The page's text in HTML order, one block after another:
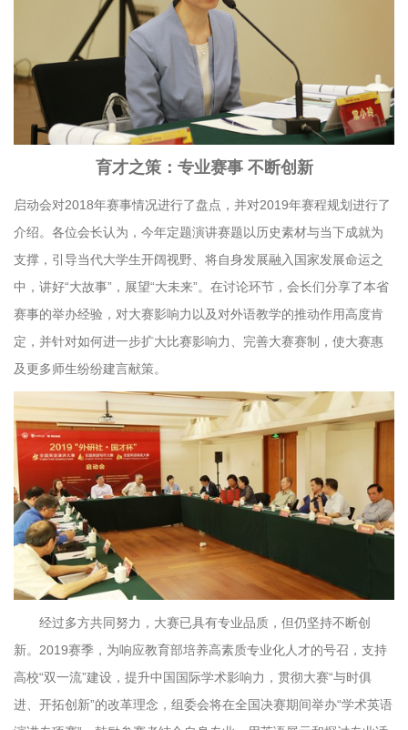
育才之策：专业赛事 不断创新
启动会对2018年赛事情况进行了盘点，并对2019年赛程规划进行了
介绍。各位会长认为，今年定题演讲赛题以历史素材与当下成就为
支撑，引导当代大学生开阔视野、将自身发展融入国家发展命运之
中，讲好“大故事”，展望“大未来”。在讨论环节，会长们分享了本省
赛事的举办经验，对大赛影响力以及对外语教学的推动作用高度肯
定，并针对如何进一步扩大比赛影响力、完善大赛赛制，使大赛惠
及更多师生纷纷建言献策。
经过多方共同努力，大赛已具有专业品质，但仍坚持不断创
新。2019赛季，为响应教育部培养高素质专业化人才的号召，支持
高校“双一流”建设，提升中国国际学术影响力，贯彻大赛“与时俱
进、开拓创新”的改革理念，组委会将在全国决赛期间举办“学术英语